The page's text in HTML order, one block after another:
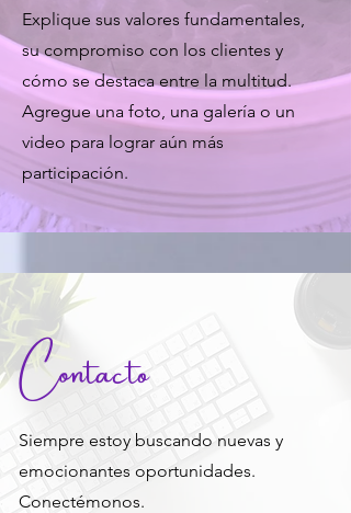
Explique sus valores fundamentales,
su compromiso con los clientes y
cómo se destaca entre la multitud.
Agregue una foto, una galería o un
video para lograr aún más
participación.
Contacto
Siempre estoy buscando nuevas y
emocionantes oportunidades.
Conectémonos.